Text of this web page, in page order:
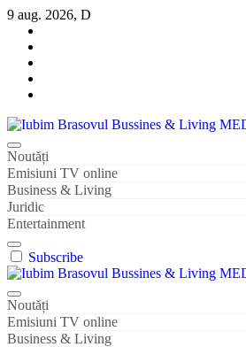
Sari
conținut
9 aug. 2026, D
Iubim Brasovul Bussines & Living MEDIA
Din pasiune și dragoste pentru Brașoveni
Noutăți
Emisiuni TV online
Business & Living
Juridic
Entertainment
Subscribe
Iubim Brasovul Bussines & Living MEDIA
Din pasiune și dragoste pentru Brașoveni
Noutăți
Emisiuni TV online
Business & Living